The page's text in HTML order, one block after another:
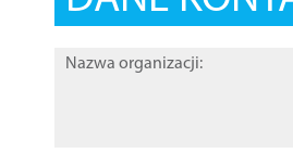
Nazwa organizacji: